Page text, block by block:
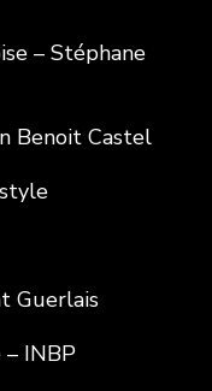
– Stéphane
Benoit Castel
Guerlais
INBP